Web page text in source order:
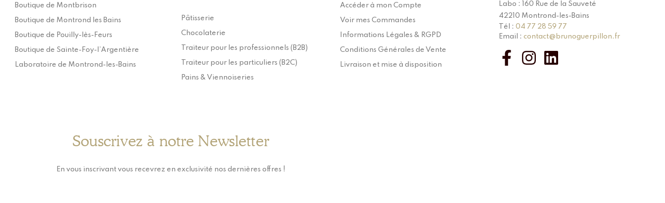
Boutique de Montbrison
Boutique de Montrond les Bains
Boutique de Pouilly-lès-Feurs
Boutique de Sainte-Foy-l’Argentière
Laboratoire de Montrond-les-Bains
Pâtisserie
Chocolaterie
Traiteur pour les professionnels (B2B)
Traiteur pour les particuliers (B2C)
Pains & Viennoiseries
Accéder à mon Compte
Voir mes Commandes
Informations Légales & RGPD
Conditions Générales de Vente
Livraison et mise à disposition
Labo : 160 Rue de la Sauveté
42210 Montrond-les-Bains
Tél : 04 77 28 59 77
Email : contact@brunoguerpillon.fr
Souscrivez à notre Newsletter
En vous inscrivant vous recevrez en exclusivité nos dernières offres !